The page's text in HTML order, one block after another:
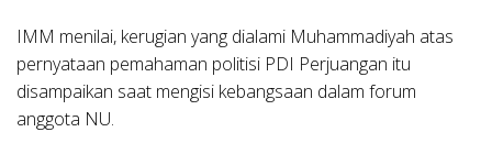
IMM menilai, kerugian yang dialami Muhammadiyah atas
pernyataan pemahaman politisi PDI Perjuangan itu
disampaikan saat mengisi kebangsaan dalam forum
anggota NU.